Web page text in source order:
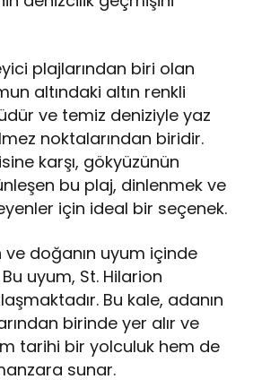
plajlarından biri olan
altındaki altın renkli
ve temiz deniziyle yaz
noktalarından biridir.
karşı, gökyüzünün
bu plaj, dinlenmek ve
için ideal bir seçenek.
ve doğanın uyum içinde
uyum, St. Hilarion
Bu kale, adanın
birinde yer alır ve
tarihi bir yolculuk hem de
sunar.